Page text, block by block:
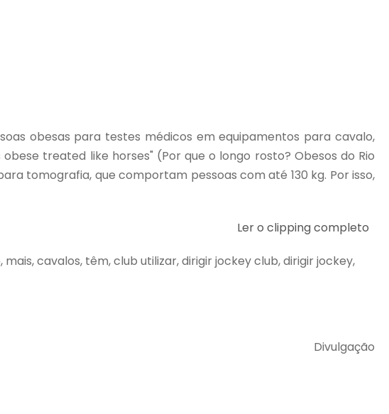
obesas para testes médicos em equipamentos para cavalo,
treated like horses" (Por que o longo rosto? Obesos do Rio
tomografia, que comportam pessoas com até 130 kg. Por isso,
Ler o clipping completo
cavalos, têm, club utilizar, dirigir jockey club, dirigir jockey,
Divulgação